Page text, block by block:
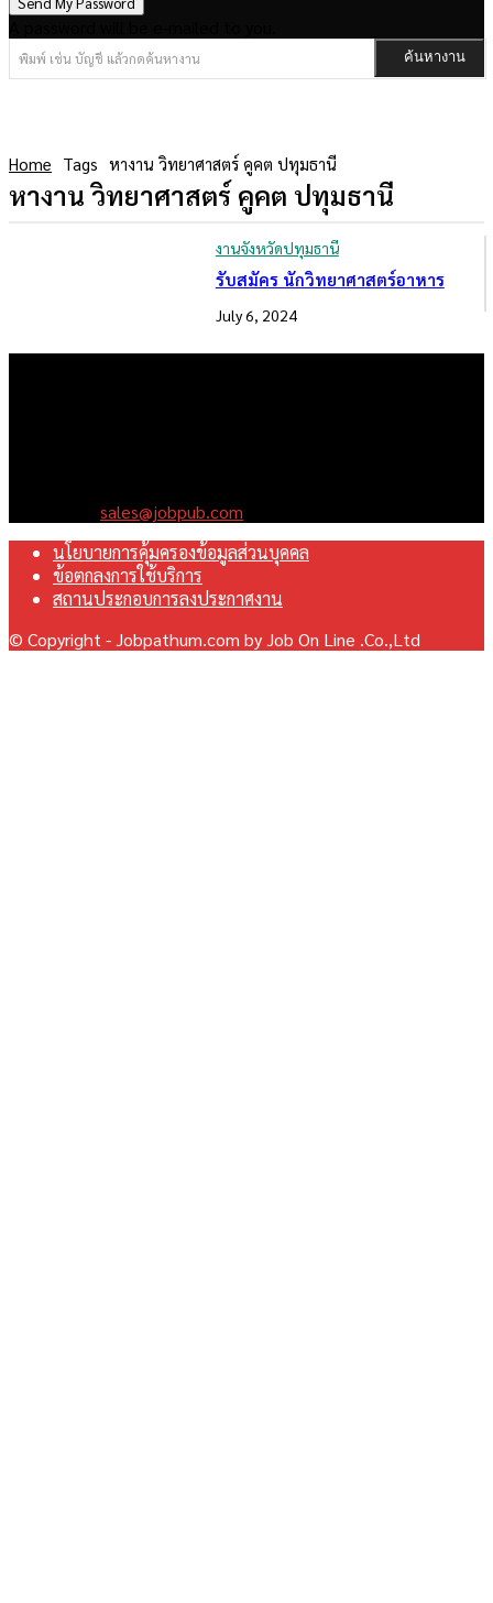
พิมพ์ เช่น บัญชี แล้วกดค้นหางาน ค้นหางาน
Home Tags หางาน วิทยาศาสตร์ คูคต ปทุมธานี
หางาน วิทยาศาสตร์ คูคต ปทุมธานี
งานจังหวัดปทุมธานี
รับสมัคร นักวิทยาศาสตร์อาหาร
July 6, 2024
sales@jobpub.com
นโยบายการคุ้มครองข้อมูลส่วนบุคคล
ข้อตกลงการใช้บริการ
สถานประกอบการลงประกาศงาน
© Copyright - Jobpathum.com by Job On Line .Co.,Ltd